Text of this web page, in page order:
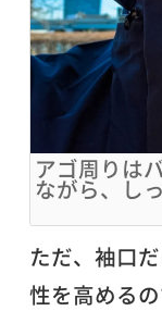
アゴ周りは
ながら、し
ただ、袖口
性を高める